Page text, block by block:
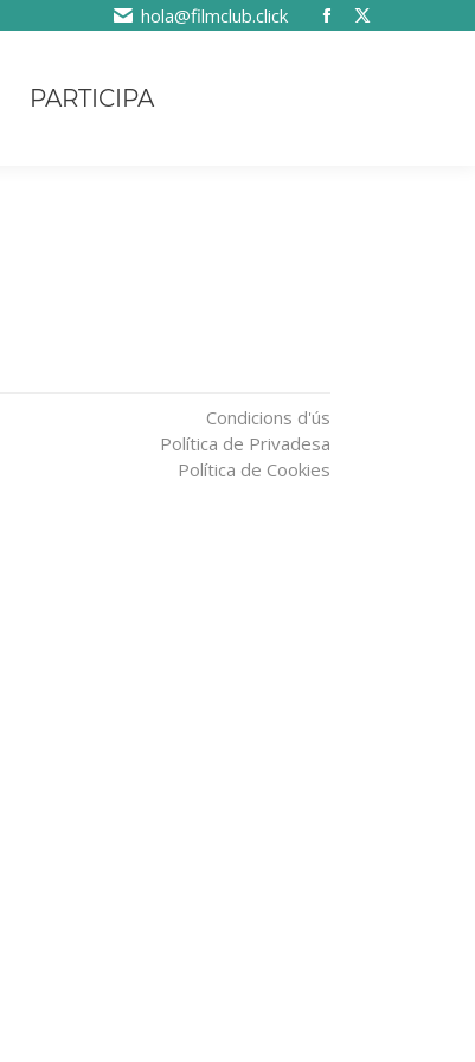
hola@filmclub.click
PARTICIPA
Condicions d'ús
Política de Privadesa
Política de Cookies